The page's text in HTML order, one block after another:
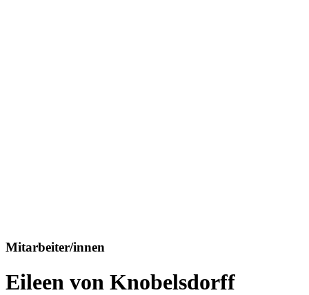
Mitarbeiter/innen
Eileen von Knobelsdorff